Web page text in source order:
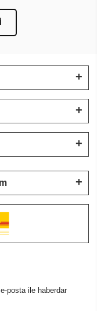
posta ile haberdar